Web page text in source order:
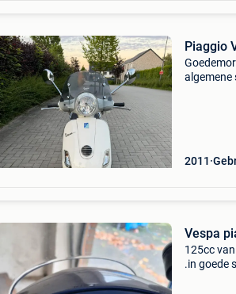
Piaggio
algemene
2011
Vespa
125cc
.in goede